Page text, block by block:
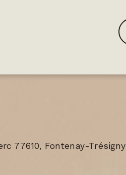
77610, Fontenay-Trésigny